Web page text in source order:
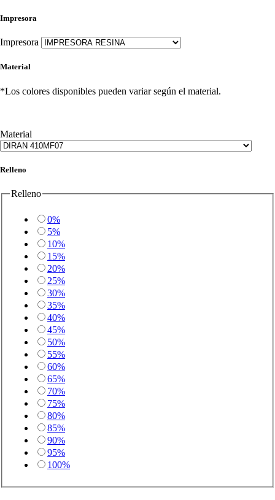
Impresora
Impresora
Material
*Los colores disponibles pueden variar según el material.
Material
Relleno
Relleno
0%
5%
10%
15%
20%
25%
30%
35%
40%
45%
50%
55%
60%
65%
70%
75%
80%
85%
90%
95%
100%